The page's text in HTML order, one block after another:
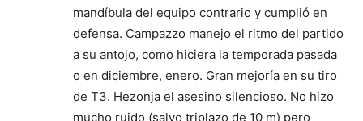
mandíbula del equipo contrario y cumplió en
defensa. Campazzo manejo el ritmo del partido
a su antojo, como hiciera la temporada pasada
o en diciembre, enero. Gran mejoría en su tiro
de T3. Hezonja el asesino silencioso. No hizo
mucho ruido (salvo triplazo de 10 m) pero